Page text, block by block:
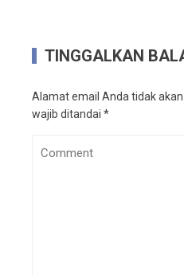
TINGGALKAN
Alamat email Anda tidak
wajib ditandai *